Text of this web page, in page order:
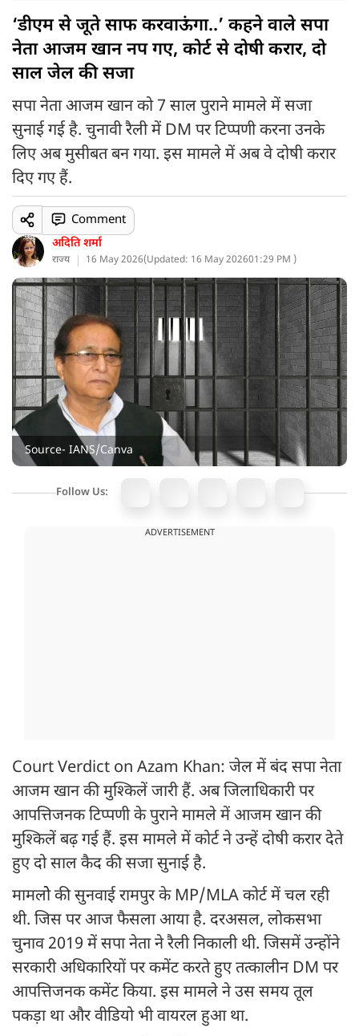
‘डीएम से जूते साफ करवाऊंगा..’ कहने वाले सपा
नेता आजम खान नप गए, कोर्ट से दोषी करार, दो
साल जेल की सजा
सपा नेता आजम खान को 7 साल पुराने मामले में सजा
सुनाई गई है. चुनावी रैली में DM पर टिप्पणी करना उनके
लिए अब मुसीबत बन गया. इस मामले में अब वे दोषी करार
दिए गए हैं.
अदिति शर्मा
राज्य 16 May 2026(Updated: 16 May 202601:29 PM )
Comment
Source- IANS/Canva
Follow Us:
ADVERTISEMENT
Court Verdict on Azam Khan: जेल में बंद सपा नेता
आजम खान की मुश्किलें जारी हैं. अब जिलाधिकारी पर
आपत्तिजनक टिप्पणी के पुराने मामले में आजम खान की
मुश्किलें बढ़ गई हैं. इस मामले में कोर्ट ने उन्हें दोषी करार देते
हुए दो साल कैद की सजा सुनाई है.
मामलोे की सुनवाई रामपुर के MP/MLA कोर्ट में चल रही
थी. जिस पर आज फैसला आया है. दरअसल, लोकसभा
चुनाव 2019 में सपा नेता ने रैली निकाली थी. जिसमें उन्होंने
सरकारी अधिकारियों पर कमेंट करते हुए तत्कालीन DM पर
आपत्तिजनक कमेंट किया. इस मामले ने उस समय तूल
पकड़ा था और वीडियो भी वायरल हुआ था.